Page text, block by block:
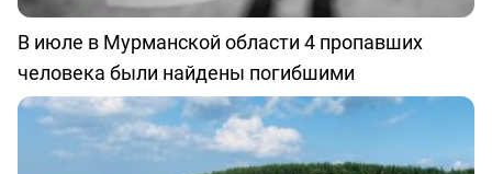
В июле в Мурманской области 4 пропавших
человека были найдены погибшими